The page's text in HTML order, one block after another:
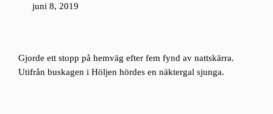
juni 8, 2019
Gjorde ett stopp på hemväg efter fem fynd av nattskärra.
Utifrån buskagen i Höljen hördes en näktergal sjunga.